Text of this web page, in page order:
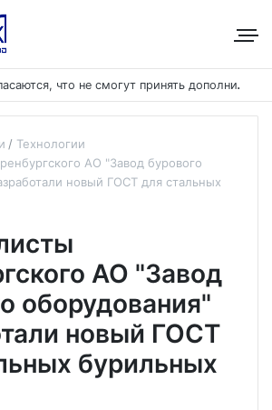
ВЕвросоюзе опасаются, что не смогут принять дополнительных участников
Технологии
АО "Завод бурового
новый ГОСТ для стальных
АО "Завод
оборудования"
новый ГОСТ
бурильных